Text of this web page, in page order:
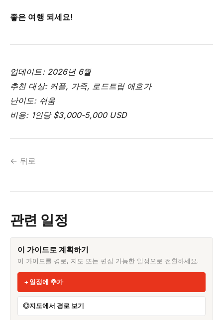
좋은 여행 되세요!
업데이트: 2026년 6월
추천 대상: 커플, 가족, 로드트립 애호가
난이도: 쉬움
비용: 1인당 $3,000-5,000 USD
← 뒤로
관련 일정
이 가이드로 계획하기
이 가이드를 경로, 지도 또는 편집 가능한 일정으로 전환하세요.
일정에 추가
지도에서 경로 보기